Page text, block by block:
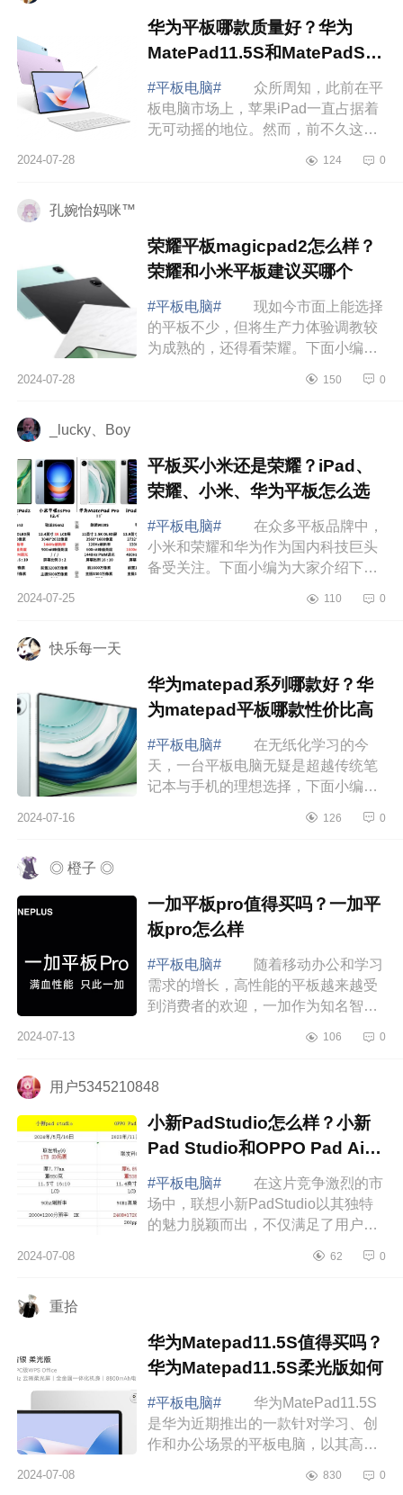
华为平板哪款质量好？华为
MatePad11.5S和MatePadSE
怎么选择
#平板电脑#
众所周知，此前在平
板电脑市场上，苹果iPad一直占据着
无可动摇的地位。然而，前不久这一
介绍下华为平板哪款质量好？华为
2024-07-28 124 0
孔婉怡妈咪™
荣耀平板magicpad2怎么样？
荣耀和小米平板建议买哪个
#平板电脑#
现如今市面上能选择
的平板不少，但将生产力体验调教较
为成熟的，还得看荣耀。下面小编为
样？荣耀和小米平板建议买哪个
2024-07-28 150 0
_lucky、Boy
平板买小米还是荣耀？iPad、
荣耀、小米、华为平板怎么选
#平板电脑#
在众多平板品牌中，
小米和荣耀和华为作为国内科技巨头
备受关注。下面小编为大家介绍下平
米、华为平板怎么选 iPad、荣
2024-07-25 110 0
快乐每一天
华为matepad系列哪款好？华
为matepad平板哪款性价比高
#平板电脑#
在无纸化学习的今
天，一台平板电脑无疑是超越传统笔
记本与手机的理想选择，下面小编为
好？华为matepad平板哪款性价比
2024-07-16 126 0
◎ 橙子 ◎
一加平板pro值得买吗？一加平
板pro怎么样
#平板电脑#
随着移动办公和学习
需求的增长，高性能的平板越来越受
到消费者的欢迎，一加作为知名智能
电脑一加平板Pro，旨在为用户提供一
2024-07-13 106 0
用户5345210848
小新PadStudio怎么样？小新
Pad Studio和OPPO Pad Air2
怎么选
#平板电脑#
在这片竞争激烈的市
场中，联想小新PadStudio以其独特
的魅力脱颖而出，不仅满足了用户对
使用体验上树立了新的标杆。下面小
2024-07-08 62 0
重拾
华为Matepad11.5S值得买吗？
华为Matepad11.5S柔光版如何
#平板电脑#
华为MatePad11.5S
是华为近期推出的一款针对学习、创
作和办公场景的平板电脑，以其高端
下面小编为大家介绍下华为
2024-07-08 830 0